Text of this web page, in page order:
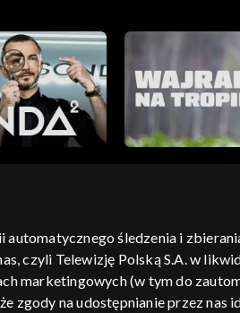
voucher dostępność
śledzenia i
czyli Telewizję Polską S.A. w
marketingowych (w tym do
zgody na udostępnianie przez